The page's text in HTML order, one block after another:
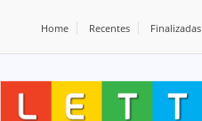
Home Recentes Finalizadas